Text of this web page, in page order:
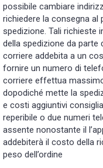
possibile cambiare
richiedere la consegna al
spedizione. Tali richieste
della spedizione da parte
corriere addebita a un
fornire un numero di
corriere effettua
dopodiché mette la
e costi aggiuntivi
reperibile o due numeri
assente nonostante il
addebiterà il costo della
peso dell’ordine